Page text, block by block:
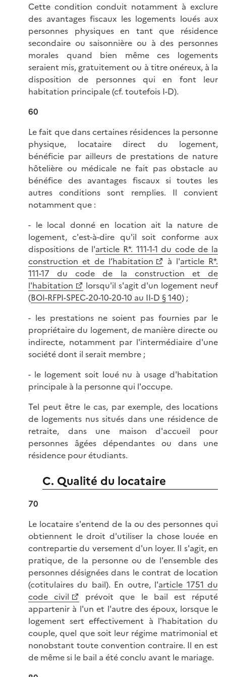
Cette condition conduit notamment à exclure
des avantages fiscaux les logements loués aux
personnes physiques en tant que résidence
secondaire ou saisonnière ou à des personnes
morales quand bien même ces logements
seraient mis, gratuitement ou à titre onéreux, à la
disposition de personnes qui en font leur
habitation principale (cf. toutefois I-D).
60
Le fait que dans certaines résidences la personne
physique, locataire direct du logement,
bénéficie par ailleurs de prestations de nature
hôtelière ou médicale ne fait pas obstacle au
bénéfice des avantages fiscaux si toutes les
autres conditions sont remplies. Il convient
notamment que :
- le local donné en location ait la nature de
logement, c'est-à-dire qu'il soit conforme aux
dispositions de l'article R*. 111-1-1 du code de la
construction et de l’habitation
à l'article R*.
111-17 du code de la construction et de
l'habitation
lorsqu'il s'agit d'un logement neuf
(BOI-RFPI-SPEC-20-10-20-10 au II-D § 140) ;
- les prestations ne soient pas fournies par le
propriétaire du logement, de manière directe ou
indirecte, notamment par l'intermédiaire d'une
société dont il serait membre ;
- le logement soit loué nu à usage d'habitation
principale à la personne qui l'occupe.
Tel peut être le cas, par exemple, des locations
de logements nus situés dans une résidence de
retraite, dans une maison d'accueil pour
personnes âgées dépendantes ou dans une
résidence pour étudiants.
C. Qualité du locataire
70
Le locataire s'entend de la ou des personnes qui
obtiennent le droit d'utiliser la chose louée en
contrepartie du versement d'un loyer. Il s'agit, en
pratique, de la personne ou de l'ensemble des
personnes désignées dans le contrat de location
(cotitulaires du bail). En outre, l'article 1751 du
code civil
prévoit que le bail est réputé
appartenir à l'un et l'autre des époux, lorsque le
logement sert effectivement à l'habitation du
couple, quel que soit leur régime matrimonial et
nonobstant toute convention contraire. Il en est
de même si le bail a été conclu avant le mariage.